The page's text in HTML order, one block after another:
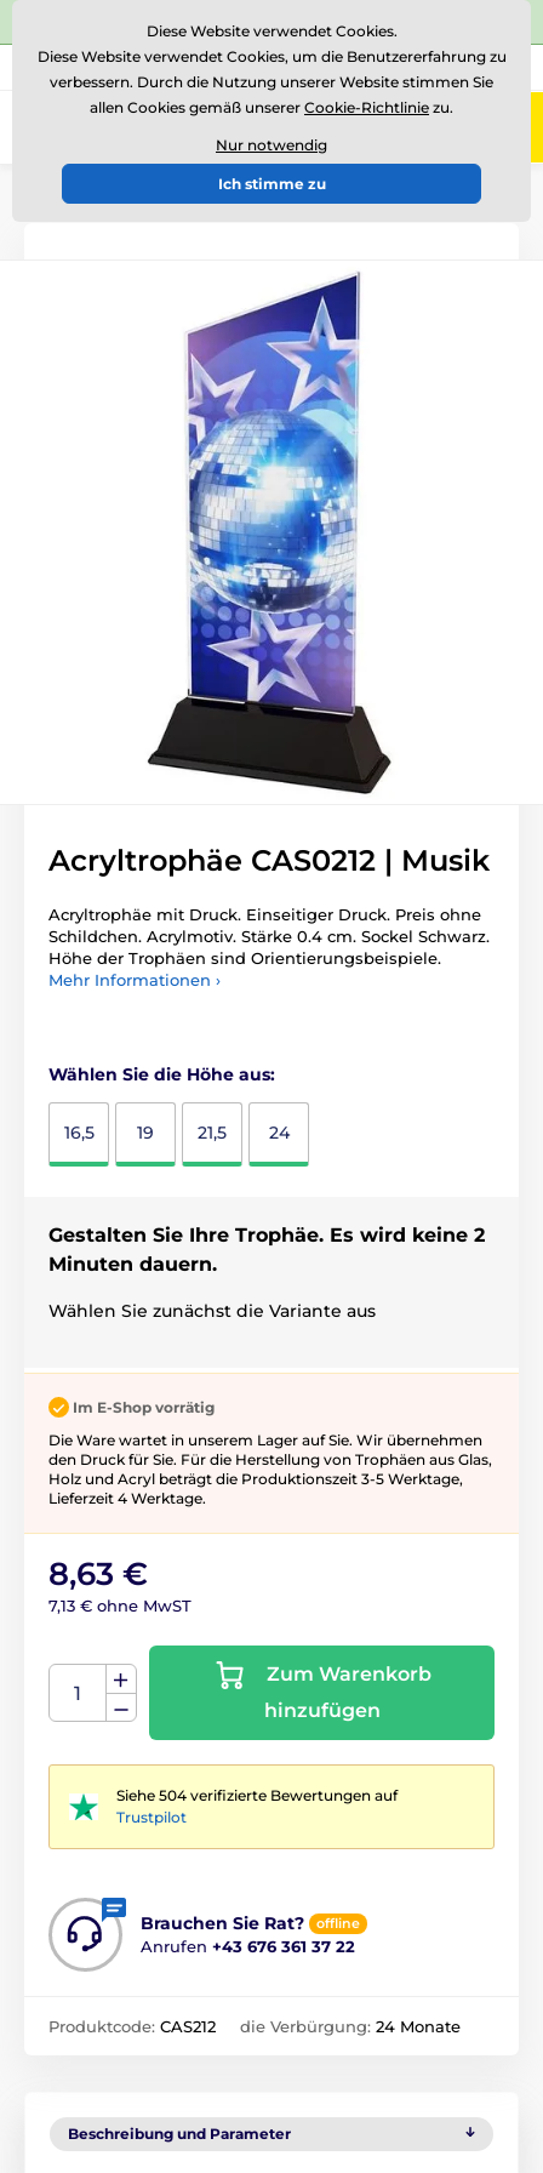
⭐Siehe 504 verifizierte Bewertungen auf
Rufen Sie uns an (Mo-Fr 15-18) +43 676 361 37 22
0
Einführung Acryltrophäen CAS0100
Acryltrophäe CAS0212 | Musik
Acryltrophäe mit Druck. Einseitiger Druck. Preis ohne
Schildchen. Acrylmotiv. Stärke 0.4 cm. Sockel Schwarz.
Höhe der Trophäen sind Orientierungsbeispiele.
Mehr Informationen ›
Wählen Sie die Höhe aus:
16,5 19 21,5 24
Gestalten Sie Ihre Trophäe. Es wird keine 2
Minuten dauern.
Wählen Sie zunächst die Variante aus
Im E-Shop vorrätig
Die Ware wartet in unserem Lager auf Sie. Wir übernehmen
den Druck für Sie. Für die Herstellung von Trophäen aus Glas,
Holz und Acryl beträgt die Produktionszeit 3-5 ​​Werktage,
Lieferzeit 4 Werktage.
8,63 €
7,13 € ohne MwST
Zum Warenkorb
hinzufügen
Siehe 504 verifizierte Bewertungen auf
Trustpilot
Brauchen Sie Rat? offline
Anrufen +43 676 361 37 22
Produktcode: CAS212 die Verbürgung: 24 Monate
Beschreibung und Parameter
Diese Website verwendet Cookies.
Diese Website verwendet Cookies, um die Benutzererfahrung zu
verbessern. Durch die Nutzung unserer Website stimmen Sie
allen Cookies gemäß unserer Cookie-Richtlinie zu.
Nur notwendig
Ich stimme zu